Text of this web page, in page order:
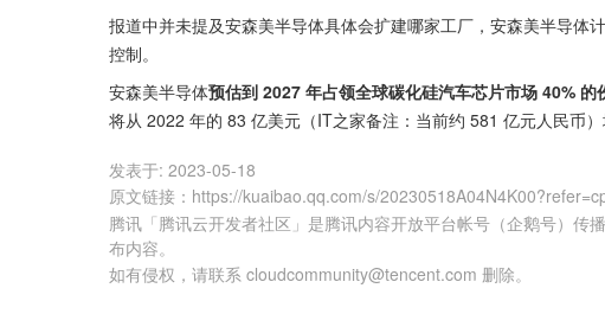
报道中并未提及安森美半导体具体会扩建哪家工厂，安森美半导体
控制。
安森美半导体预估到 2027 年占领全球碳化硅汽车芯片市场 40% 的
将从 2022 年的 83 亿美元（IT之家备注：当前约 581 亿元人民币
发表于: 2023-05-18
原文链接 ： https://kuaibao.qq.com/s/
腾讯「腾讯云开发者社区」是腾讯内容开放平台帐号（企鹅号）传
布内容。
如有侵权，请联系 cloudcommunity@tencent.com 删除。